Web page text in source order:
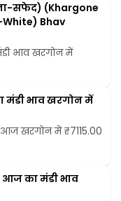
सफेद) (Khargone
Bhav
भाव खरगोन में
भाव खरगोन में
खरगोन में ₹7115.00
का मंडी भाव